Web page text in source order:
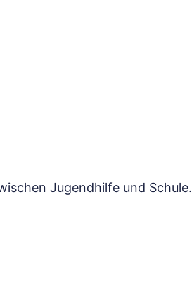
Jugendhilfe und Schule.